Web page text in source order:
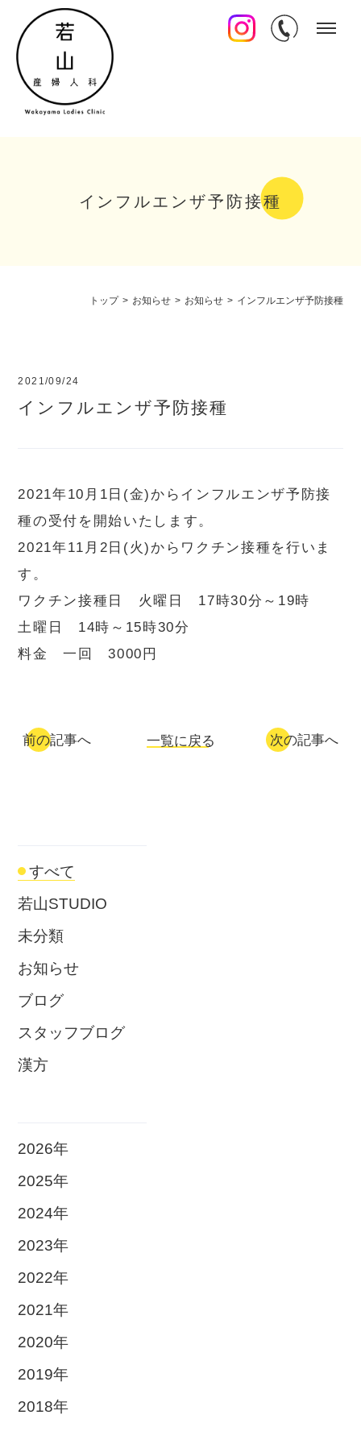
インフルエンザ予防接種
トップ > お知らせ > お知らせ > インフルエンザ予防接種
2021/09/24
インフルエンザ予防接種
2021年10月1日(金)からインフルエンザ予防接
種の受付を開始いたします。
2021年11月2日(火)からワクチン接種を行いま
す。
ワクチン接種日 火曜日 17時30分～19時
土曜日 14時～15時30分
料金 一回 3000円
前の記事へ 一覧に戻る 次の記事へ
すべて
若山STUDIO
未分類
お知らせ
ブログ
スタッフブログ
漢方
2026年
2025年
2024年
2023年
2022年
2021年
2020年
2019年
2018年